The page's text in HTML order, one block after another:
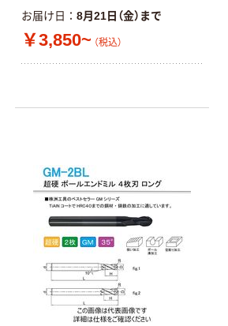
お届け日 8月21日（金）まで
￥3,850~ （税込）